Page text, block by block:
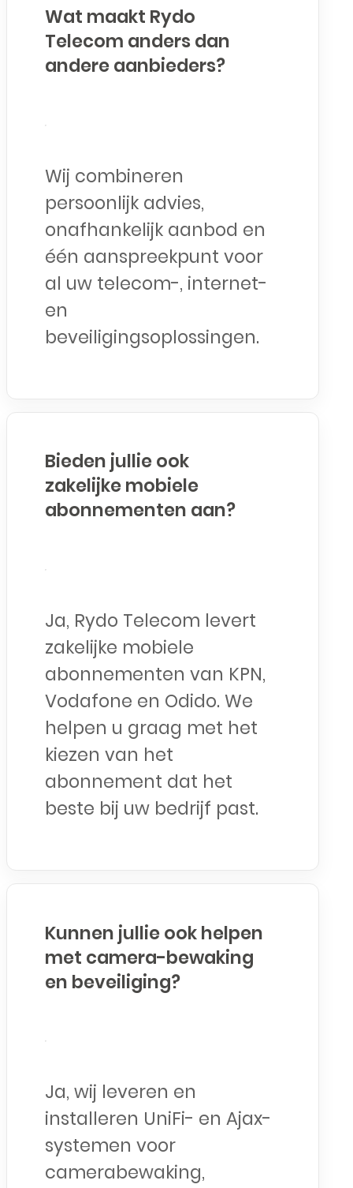
Wat maakt Rydo
Telecom anders dan
andere aanbieders?
Wij combineren
persoonlijk advies,
onafhankelijk aanbod en
één aanspreekpunt voor
al uw telecom-, internet-
en
beveiligingsoplossingen.
Bieden jullie ook
zakelijke mobiele
abonnementen aan?
Ja, Rydo Telecom levert
zakelijke mobiele
abonnementen van KPN,
Vodafone en Odido. We
helpen u graag met het
kiezen van het
abonnement dat het
beste bij uw bedrijf past.
Kunnen jullie ook helpen
met camera-bewaking
en beveiliging?
Ja, wij leveren en
installeren UniFi- en Ajax-
systemen voor
camerabewaking,